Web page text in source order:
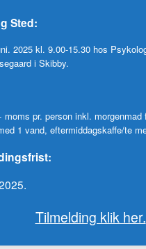
Sted:
2025 kl. 9.00-15.30 hos
i Skibby.
moms pr. person inkl. morgenmad
1 vand, eftermiddagskaffe/te
Tilmelding klik her.